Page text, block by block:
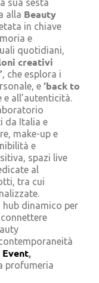
sua sesta
alla Beauty
in chiave
e
quotidiani,
creativi
, che esplora i
e ‘back to
e all’autenticità.
da Italia e
make-up e
e
spazi live
al
tra cui
hub dinamico per
Event,
profumeria